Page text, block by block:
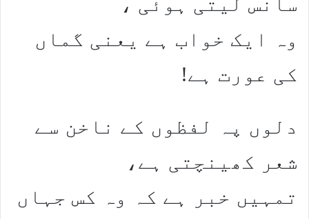
وہ ایک خواب ہے یعنی گماں
کی عورت ہے!
دلوں پہ لفظوں کے ناخن سے
شعر کھینچتی ہے،
تمہیں خبر ہے کہ وہ کس جہاں